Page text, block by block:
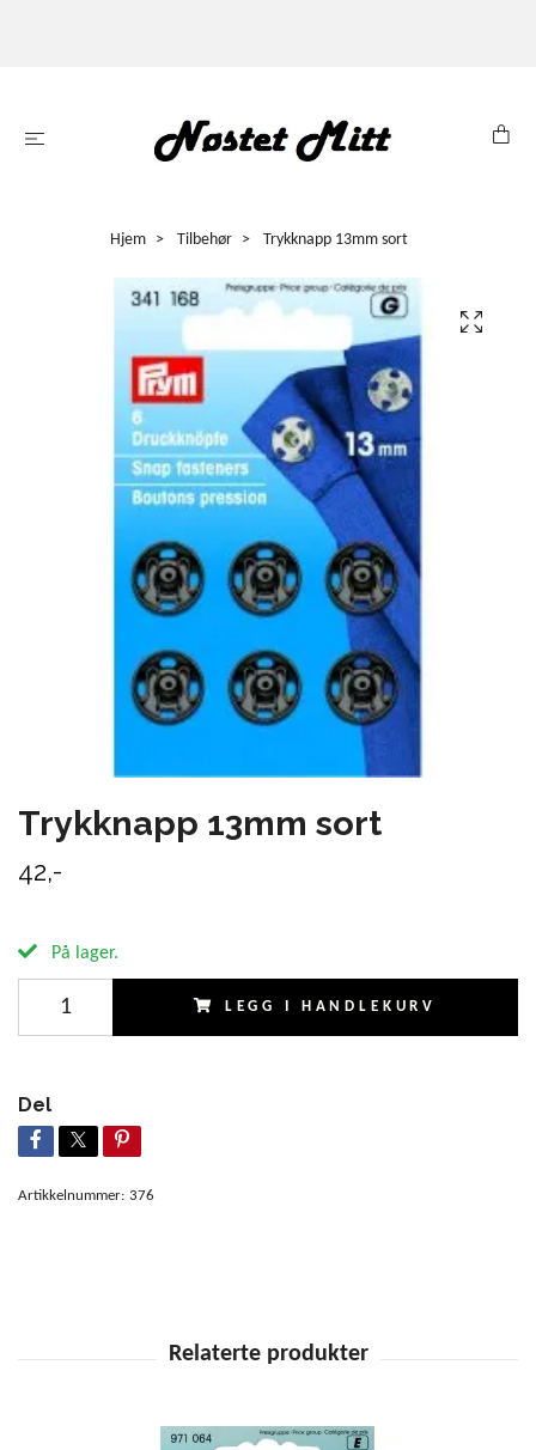
Hjem Tilbehør Trykknapp 13mm sort
Trykknapp 13mm sort
42,-
På lager.
LEGG I HANDLEKURV
Del
Artikkelnummer: 376